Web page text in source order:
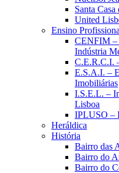
Santa
United
Ensino
CENFIM –
Indústria
C.E.R.C.I.
E.S.A.I. –
Imobiliárias
I.S.E.L. –
Lisboa
IPLUSO –
Heráldica
História
Bairro das
Bairro do
Bairro do